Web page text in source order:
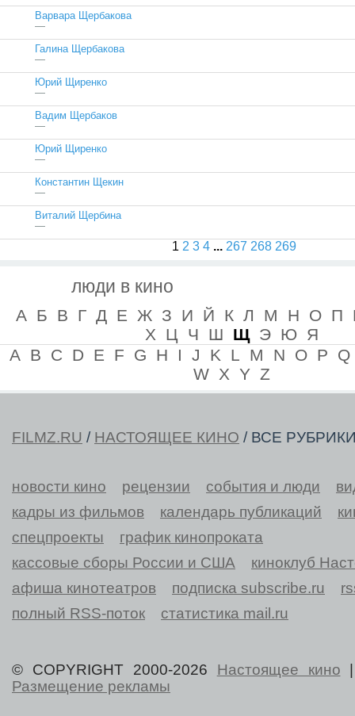
Варвара Щербакова
—
Галина Щербакова
—
Юрий Щиренко
—
Вадим Щербаков
—
Юрий Щиренко
—
Константин Щекин
—
Виталий Щербина
—
1 2 3 4 ... 267 268 269
люди в кино
А Б В Г Д Е Ж З И Й К Л М Н О П
Х
Ц Ч Ш Щ Э Ю Я
A B C D E F G H I J K L M N O P
Q
W X Y Z
FILMZ.RU / НАСТОЯЩЕЕ КИНО / ВСЕ
новости кино рецензии события и люди
кадры из фильмов
календарь публикаций
спецпроекты
график кинопроката
кассовые сборы России и США
киноклуб
афиша кинотеатров
подписка subscribe.ru
полный RSS-поток
статистика mail.ru
© COPYRIGHT 2000-2026 Настоящее кино
Размещение рекламы